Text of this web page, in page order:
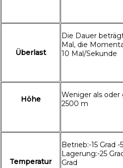
Überlast
Die Dauer
Mal, die
10 Mal/Sekunde
Höhe
Weniger als oder
2500 m
Temperatur
Betrieb:-15 Grad -
Lagerung:-25
Grad